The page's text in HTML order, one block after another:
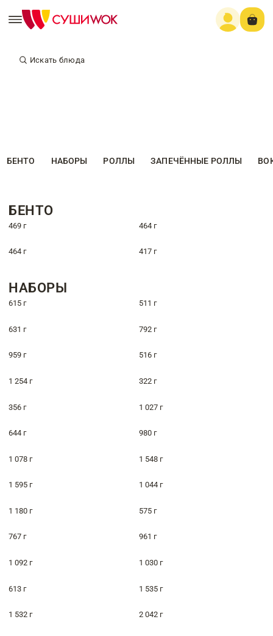
Искать блюда
БЕНТО НАБОРЫ РОЛЛЫ ЗАПЕЧЁННЫЕ РОЛЛЫ
БЕНТО
469 г 464 г
464 г 417 г
НАБОРЫ
615 г 511 г
631 г 792 г
959 г 516 г
1 254 г 322 г
356 г 1 027 г
644 г 980 г
1 078 г 1 548 г
1 595 г 1 044 г
1 180 г 575 г
767 г 961 г
1 092 г 1 030 г
613 г 1 535 г
1 532 г 2 042 г